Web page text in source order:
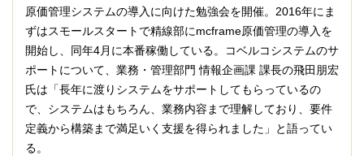
原価管理システムの導入に向けた勉強会を開催。2016年にま
ずはスモールスタートで精線部にmcframe原価管理の導入を
開始し、同年4月に本番稼働している。コベルコシステムのサ
ポートについて、業務・管理部門 情報企画課 課長の飛田朋宏
氏は「長年に渡りシステムをサポートしてもらっているの
で、システムはもちろん、業務内容まで理解しており、要件
定義から構築まで満足いく支援を得られました」と語ってい
る。